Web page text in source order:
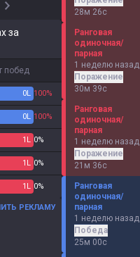
за
побед
0L 100%
0L 100%
1 L 0%
1 L 0%
1 L 0%
РЕКЛАМУ
28м 26с
Ранговая
одиночная/
парная
1 неделю назад
Поражение
30м 39с
Ранговая
одиночная/
парная
1 неделю назад
Поражение
21м 36с
Ранговая
одиночная/
парная
1 неделю назад
Победа
25м 00с